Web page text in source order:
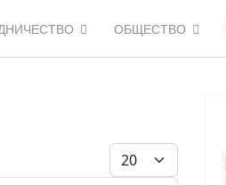
ОБЩЕСТВО
Кол-во строк: